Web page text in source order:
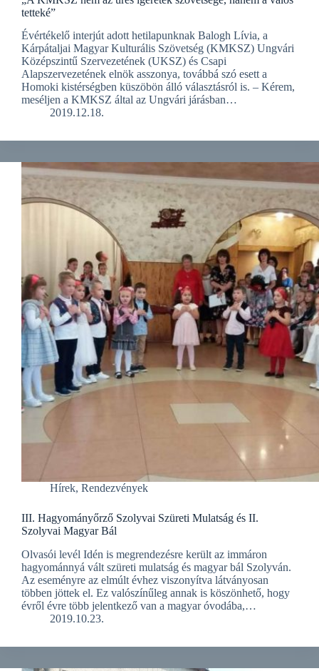
tetteké”
Évértékelő interjút adott hetilapunknak Balogh Lívia, a
Kárpátaljai Magyar Kulturális Szövetség (KMKSZ) Ungvári
Középszintű Szervezetének (UKSZ) és Csapi
Alapszervezetének elnök asszonya, továbbá szó esett a
Homoki kistérségben küszöbön álló választásról is. – Kérem,
meséljen a KMKSZ által az Ungvári járásban…
2019.12.18.
Hírek, Rendezvények
III. Hagyományőrző Szolyvai Szüreti Mulatság és II.
Szolyvai Magyar Bál
Olvasói levél Idén is megrendezésre került az immáron
hagyománnyá vált szüreti mulatság és magyar bál Szolyván.
Az eseményre az elmúlt évhez viszonyítva látványosan
többen jöttek el. Ez valószínűleg annak is köszönhető, hogy
évről évre több jelentkező van a magyar óvodába,…
2019.10.23.